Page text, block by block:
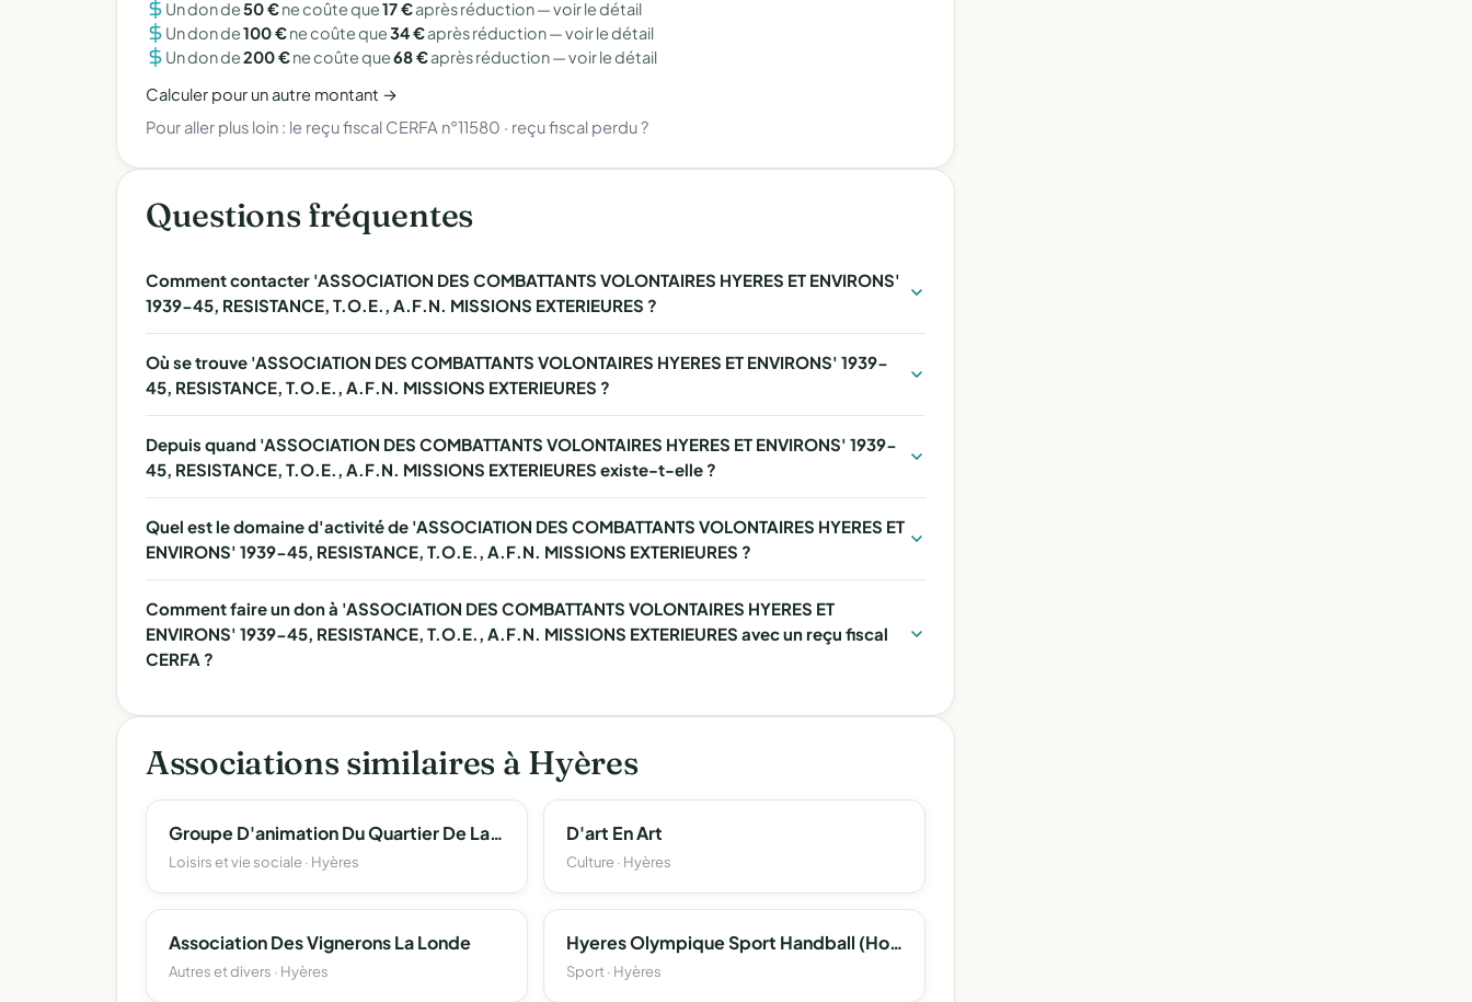
Un don de50 €ne coûte que17 €après réduction —voir le détail
Un don de100 €ne coûte que34 €après réduction —voir le détail
Un don de200 €ne coûte que68 €après réduction —voir le détail
Calculer pour un autre montant →
Pour aller plus loin : le reçu fiscal CERFA n°11580 · reçu fiscal perdu ?
Questions fréquentes
Comment contacter 'ASSOCIATION DES COMBATTANTS VOLONTAIRES HYERES ET ENVIRONS'
1939-45, RESISTANCE, T.O.E., A.F.N. MISSIONS EXTERIEURES ?
Où se trouve 'ASSOCIATION DES COMBATTANTS VOLONTAIRES HYERES ET ENVIRONS' 1939-
45, RESISTANCE, T.O.E., A.F.N. MISSIONS EXTERIEURES ?
Depuis quand 'ASSOCIATION DES COMBATTANTS VOLONTAIRES HYERES ET ENVIRONS' 1939-
45, RESISTANCE, T.O.E., A.F.N. MISSIONS EXTERIEURES existe-t-elle ?
Quel est le domaine d'activité de 'ASSOCIATION DES COMBATTANTS VOLONTAIRES HYERES ET
ENVIRONS' 1939-45, RESISTANCE, T.O.E., A.F.N. MISSIONS EXTERIEURES ?
Comment faire un don à 'ASSOCIATION DES COMBATTANTS VOLONTAIRES HYERES ET
ENVIRONS' 1939-45, RESISTANCE, T.O.E., A.F.N. MISSIONS EXTERIEURES avec un reçu fiscal
CERFA ?
Associations similaires à Hyères
Groupe D'animation Du Quartier De La Gare
Loisirs et vie sociale · Hyères
D'art En Art
Culture · Hyères
Association Des Vignerons La Londe
Autres et divers · Hyères
Hyeres Olympique Sport Handball (Hosh)
Sport · Hyères